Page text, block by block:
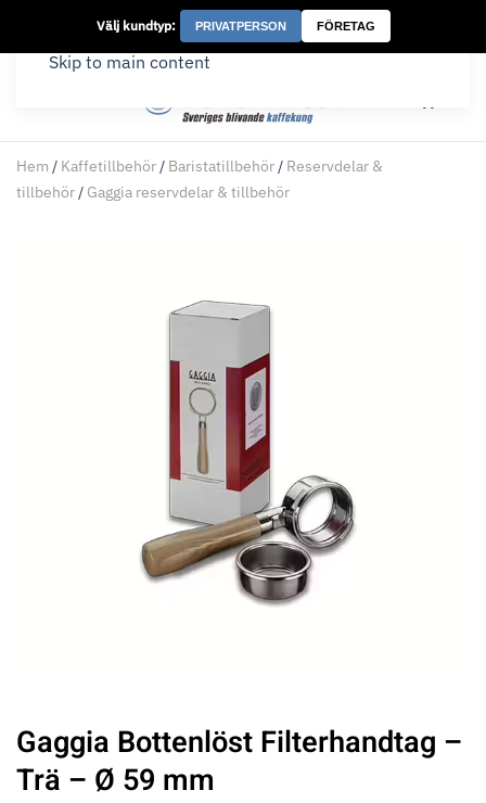
Välj kundtyp: PRIVATPERSON FÖRETAG
Skip to main content
Hem / Kaffetillbehör/ Baristatillbehör/ Reservdelar &
tillbehör/ Gaggia reservdelar & tillbehör
Gaggia Bottenlöst Filterhandtag –
Trä – Ø 59 mm